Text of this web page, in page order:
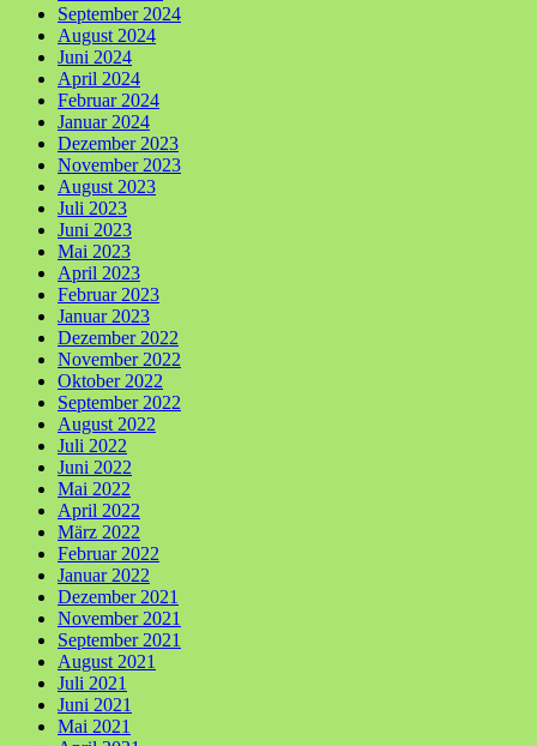
September 2024
August 2024
Juni 2024
April 2024
Februar 2024
Januar 2024
Dezember 2023
November 2023
August 2023
Juli 2023
Juni 2023
Mai 2023
April 2023
Februar 2023
Januar 2023
Dezember 2022
November 2022
Oktober 2022
September 2022
August 2022
Juli 2022
Juni 2022
Mai 2022
April 2022
März 2022
Februar 2022
Januar 2022
Dezember 2021
November 2021
September 2021
August 2021
Juli 2021
Juni 2021
Mai 2021